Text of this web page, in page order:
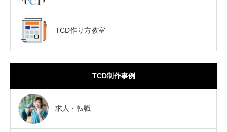
TCD作り方教室
TCD制作事例
求人・転職